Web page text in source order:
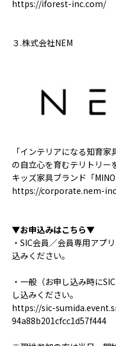
https://iforest-inc.com/
３.株式会社NEM
「インテリアになる知育
の自立心を育むテリトリー
キッズ家具ブランド「
https://corporate.nem-
▼お申込みはこちら▼
・SIC会員／会員専用アプ
込みください。
・一般（お申し込み時に
し込みください。
https://sic-
94a88b201cfcc1d57f444